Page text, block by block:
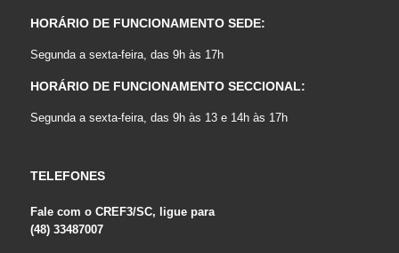
HORÁRIO DE FUNCIONAMENTO SEDE:
Segunda a sexta-feira, das 9h às 17h
HORÁRIO DE FUNCIONAMENTO SECCIONAL:
Segunda a sexta-feira, das 9h às 13 e 14h às 17h
TELEFONES
Fale com o CREF3/SC, ligue para
(48) 33487007